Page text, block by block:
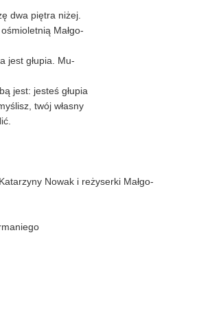
dwa piętra niżej.
Małgo-
jest głupia. Mu-
jest: jesteś głupia
twój własny
Nowak i reżyserki Małgo-